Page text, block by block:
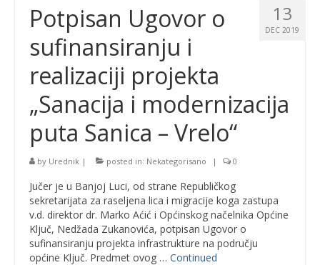
13
DEC 2019
Potpisan Ugovor o
sufinansiranju i
realizaciji projekta
„Sanacija i modernizacija
puta Sanica – Vrelo“
by Urednik | posted in: Nekategorisano | 0
Jučer je u Banjoj Luci, od strane Republičkog
sekretarijata za raseljena lica i migracije koga zastupa
v.d. direktor dr. Marko Aćić i Općinskog načelnika Općine
Ključ, Nedžada Zukanovića, potpisan Ugovor o
sufinansiranju projekta infrastrukture na području
općine Ključ. Predmet ovog … Continued